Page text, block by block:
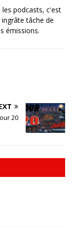
podcasts, c'est
tâche de
émissions.
20